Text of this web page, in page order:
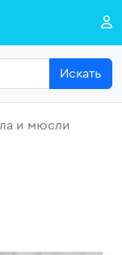
Искать
и мюсли